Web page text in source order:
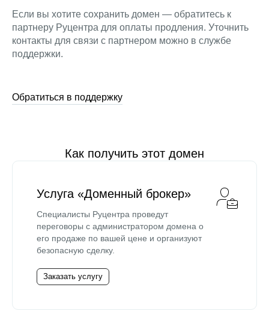
Если вы хотите сохранить домен — обратитесь к
партнеру Руцентра для оплаты продления. Уточнить
контакты для связи с партнером можно в службе
поддержки.
Обратиться в поддержку
Как получить этот домен
Услуга «Доменный брокер»
Специалисты Руцентра проведут
переговоры с администратором домена о
его продаже по вашей цене и организуют
безопасную сделку.
Заказать услугу